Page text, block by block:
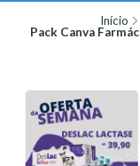
Início
Pack Canva